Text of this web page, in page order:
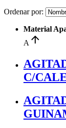
Ordenar por:
Material
A arrow_upward
C/